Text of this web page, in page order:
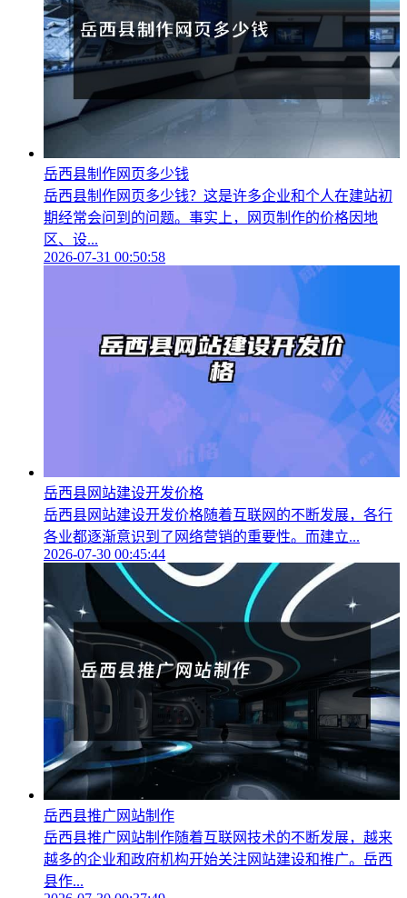
岳西县制作网页多少钱
岳西县制作网页多少钱？这是许多企业和个人在建站初
期经常会问到的问题。事实上，网页制作的价格因地
区、设...
2026-07-31 00:50:58
岳西县网站建设开发价格
岳西县网站建设开发价格随着互联网的不断发展，各行
各业都逐渐意识到了网络营销的重要性。而建立...
2026-07-30 00:45:44
岳西县推广网站制作
岳西县推广网站制作随着互联网技术的不断发展，越来
越多的企业和政府机构开始关注网站建设和推广。岳西
县作...